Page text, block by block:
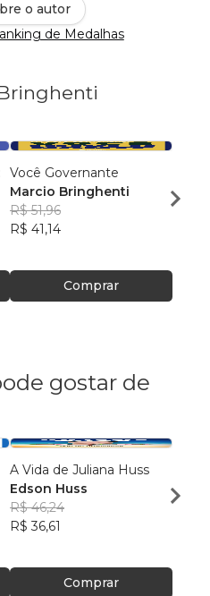
o autor
de Medalhas
Você Governante
Marcio Bringhenti
R$ 51,96
R$ 41,14
Comprar
para
gostar de
A Vida de Juliana Huss
Edson Huss
R$ 46,24
R$ 36,61
Comprar
DOR